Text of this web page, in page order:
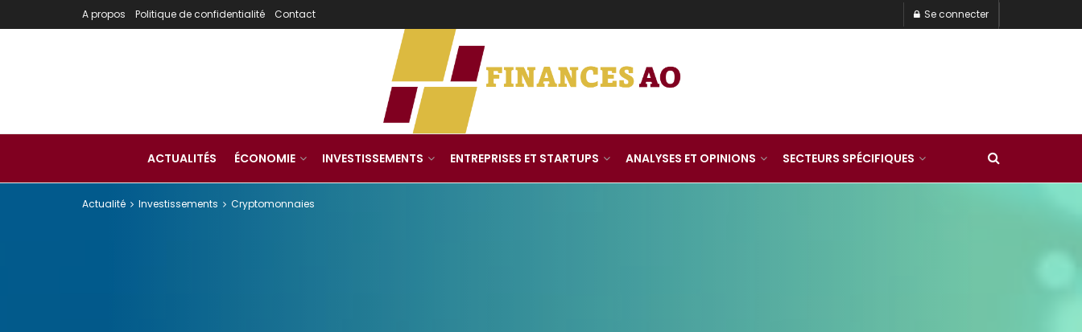
A propos Politique de confidentialité Contact Se connecter
ACTUALITÉS ÉCONOMIE INVESTISSEMENTS ENTREPRISES ET STARTUPS ANALYSES ET OPINIONS SECTEURS SPÉCIFIQUES
Actualité Investissements Cryptomonnaies